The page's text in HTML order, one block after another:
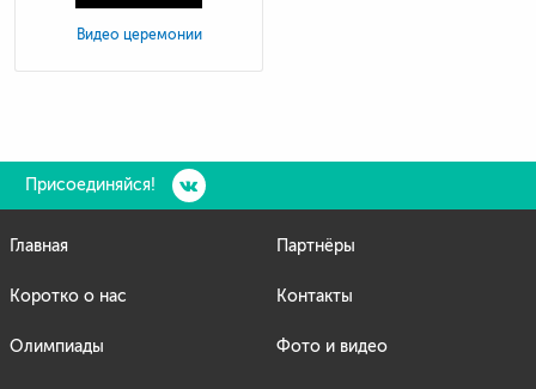
Видео церемонии
Присоединяйся!
Главная
Коротко о нас
Олимпиады
Партнёры
Контакты
Фото и видео